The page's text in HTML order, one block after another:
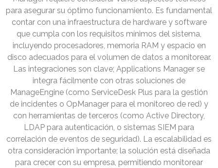
para asegurar su óptimo funcionamiento. Es fundamental
contar con una infraestructura de hardware y software
que cumpla con los requisitos mínimos del sistema,
incluyendo procesadores, memoria RAM y espacio en
disco adecuados para el volumen de datos a monitorear.
Las integraciones son clave; Applications Manager se
integra fácilmente con otras soluciones de
ManageEngine (como ServiceDesk Plus para la gestión
de incidentes o OpManager para el monitoreo de red) y
con herramientas de terceros (como Active Directory,
LDAP para autenticación, o sistemas SIEM para
correlación de eventos de seguridad). La escalabilidad es
otra consideración importante; la solución está diseñada
para crecer con su empresa, permitiendo monitorear